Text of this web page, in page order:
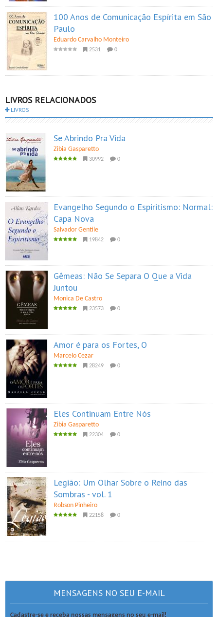
100 Anos de Comunicação Espírita em São
Paulo
Eduardo Carvalho Monteiro
2531 0
LIVROS RELACIONADOS
LIVROS
Se Abrindo Pra Vida
Zibia Gasparetto
30992 0
Evangelho Segundo o Espiritismo: Normal:
Capa Nova
Salvador Gentile
19842 0
Gêmeas: Não Se Separa O Que a Vida
Juntou
Monica De Castro
23573 0
Amor é para os Fortes, O
Marcelo Cezar
28249 0
Eles Continuam Entre Nós
Zibia Gasparetto
22304 0
Legião: Um Olhar Sobre o Reino das
Sombras - vol. 1
Robson Pinheiro
22158 0
MENSAGENS NO SEU E-MAIL
Cadastre-se e receba nossas mensagens no seu e-mail!